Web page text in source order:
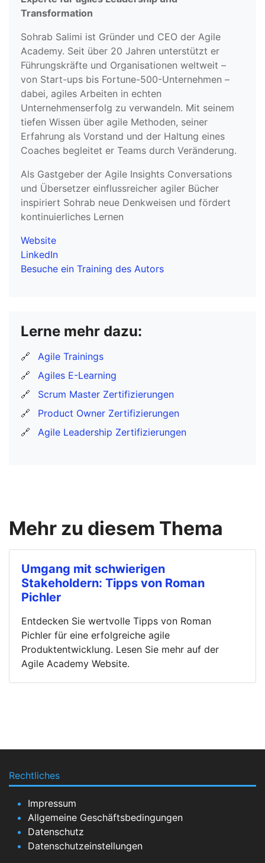
Transformation
Sohrab Salimi ist Gründer und CEO der Agile
Academy. Seit über 20 Jahren unterstützt er
Führungskräfte und Organisationen weltweit –
von Start-ups bis Fortune-500-Unternehmen –
dabei, agiles Arbeiten in echten
Unternehmenserfolg zu verwandeln. Mit seinem
tiefen Wissen über agile Methoden, seiner
Erfahrung als Vorstand und der Haltung eines
Coaches begleitet er Teams durch Veränderung.
Als Gastgeber der Agile Insights Conversations
und Übersetzer einflussreicher agiler Bücher
inspiriert Sohrab neue Denkweisen und fördert
kontinuierliches Lernen
Website
LinkedIn
Besuche ein Training des Autors
Lerne mehr dazu:
🔗
Agile Trainings
🔗
Agiles E-Learning
🔗
Scrum Master Zertifizierungen
🔗
Product Owner Zertifizierungen
🔗
Agile Leadership Zertifizierungen
Mehr zu diesem Thema
Umgang mit schwierigen
Stakeholdern: Tipps von Roman
Pichler
Entdecken Sie wertvolle Tipps von Roman
Pichler für eine erfolgreiche agile
Produktentwicklung. Lesen Sie mehr auf der
Agile Academy Website.
Rechtliches
Impressum
Allgemeine Geschäftsbedingungen
Datenschutz
Datenschutzeinstellungen